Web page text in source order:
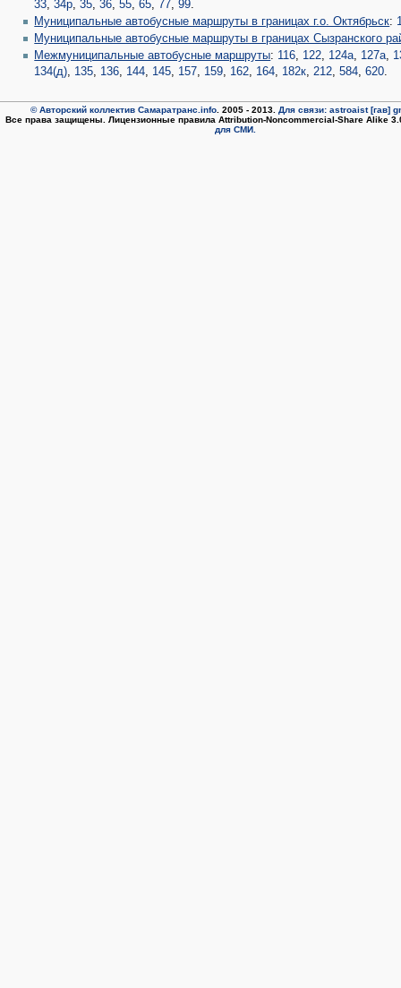
33,34р,35,36,55,65, 77,99.
Муниципальные автобусные маршруты в границах г.о. Октябрьск:
Муниципальные автобусные маршруты в границах Сызранского
Межмуниципальные автобусные маршруты: 116, 122, 124а, 127а,
134(д), 135, 136, 144, 145, 157, 159, 162, 164, 182к,212,584,620.
© Авторский коллектив Самаратранс.info . 2005 - 2013. Для связи: astroaist [гав]
Все права защищены. Лицензионные правила Attribution-Noncommercial-Share Alike
для СМИ.